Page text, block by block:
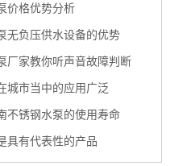
价格优势分析
无负压供水设备的优势
厂家教你听声音故障判断
城市当中的应用广泛
不锈钢水泵的使用寿命
具有代表性的产品